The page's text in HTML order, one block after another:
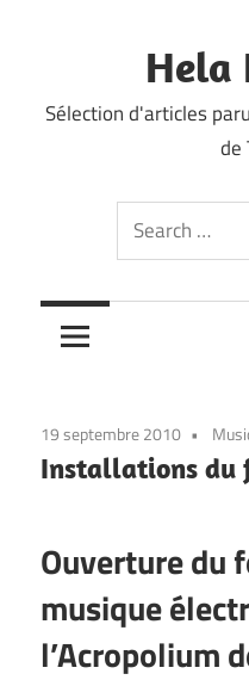
Hela
Sélection d'articles
de
Search
for:
19 septembre 2010
Installations du
Ouverture du
musique
l’Acropolium